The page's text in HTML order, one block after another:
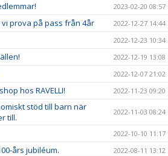
2023-02-20 08:57
vi prova på pass från 4år 2022-12-27 14:44
2022-12-23 10:34
2022-12-19 13:08
2022-12-07 21:02
hos RAVELLI! 2022-11-23 09:20
stöd till barn när
till.
2022-11-03 08:24
2022-10-10 11:17
års jubiléum. 2022-08-11 13:12